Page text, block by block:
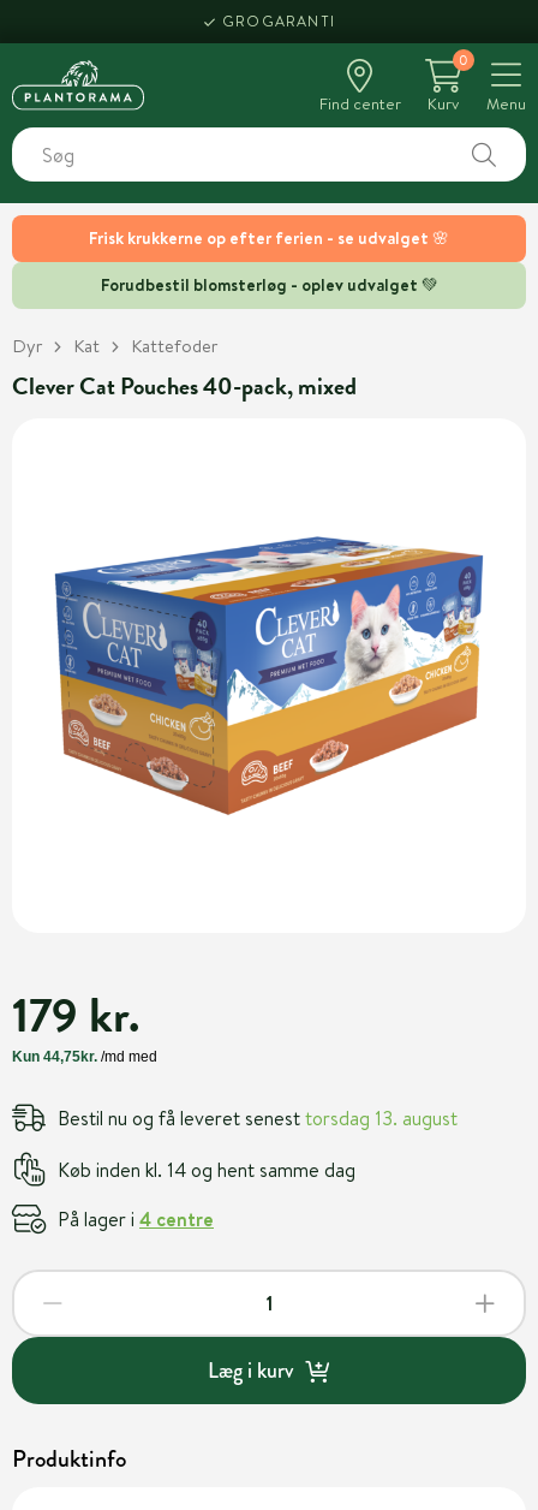
Frisk krukkerne op efter ferien - se udvalget 🌸
Forudbestil blomsterløg - oplev udvalget 💚
GROGARANTI
Find center
0
Kurv
Menu
Dyr Kat Kattefoder
Clever Cat Pouches 40-pack, mixed
179 kr.
Bestil nu og få leveret senesttorsdag 13. august
Køb inden kl. 14 og hent samme dag
På lager i 4 centre
Læg i kurv
Produktinfo